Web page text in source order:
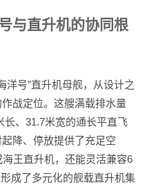
与直升机的协同根
号”直升机母舰，从设计之
战定位。这艘满载排水量
长、31.7米宽的通长平直飞
降、停放提供了充足空
王直升机，还能灵活兼容6
成了多元化的舰载直升机集